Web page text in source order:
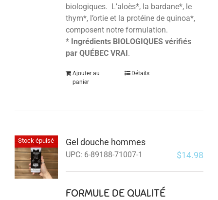
biologiques. L’aloès*, la bardane*, le
thym*, l’ortie et la protéine de quinoa*,
composent notre formulation.
*Ingrédients BIOLOGIQUES vérifiés
par QUÉBEC VRAI.
Ajouter au
panier
Détails
Stock épuisé Gel douche hommes
UPC: 6-89188-71007-1 $14.98
FORMULE DE QUALITÉ